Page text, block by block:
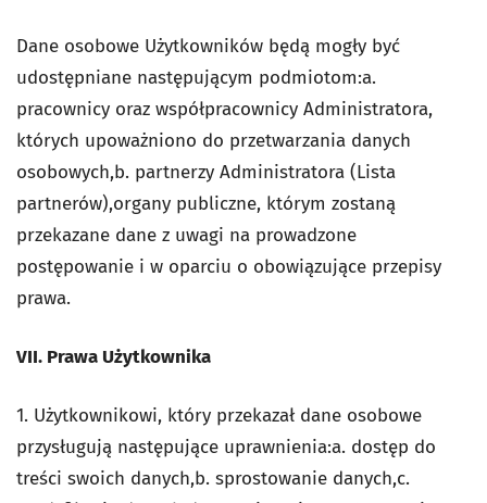
Dane osobowe Użytkowników będą mogły być
udostępniane następującym podmiotom:a.
pracownicy oraz współpracownicy Administratora,
których upoważniono do przetwarzania danych
osobowych,b. partnerzy Administratora (Lista
partnerów),organy publiczne, którym zostaną
przekazane dane z uwagi na prowadzone
postępowanie i w oparciu o obowiązujące przepisy
prawa.
VII. Prawa Użytkownika
1. Użytkownikowi, który przekazał dane osobowe
przysługują następujące uprawnienia:a. dostęp do
treści swoich danych,b. sprostowanie danych,c.